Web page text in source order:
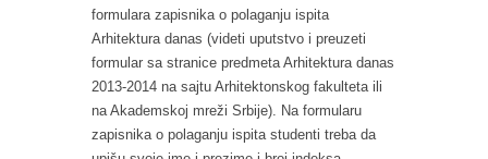
formulara zapisnika o polaganju ispita
Arhitektura danas (videti uputstvo i preuzeti
formular sa stranice predmeta Arhitektura danas
2013-2014 na sajtu Arhitektonskog fakulteta ili
na Akademskoj mreži Srbije). Na formularu
zapisnika o polaganju ispita studenti treba da